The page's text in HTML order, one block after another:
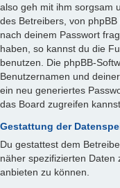
also geh mit ihm sorgsam
des Betreibers, von
nach deinem Passwort
haben, so kannst du die
benutzen. Die phpBB-
Benutzernamen und
ein neu generiertes
das Board zugreifen kannst.
Gestattung der
Du gestattest dem
näher spezifizierten Daten
anbieten zu können.